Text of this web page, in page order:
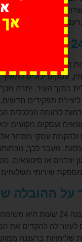
משלוח מהירות
המציעה מגוון
שירותי משלוחים ברעננה 24
עסקים יכולים
תפקידים
ועסקים מקוונים
ולהקמת עסקי מסחר
מעבר לכך,
אמינים ומקצועיים תוך 24
שלה
שמירה על הובלה
לעזור לה להקדים
שליחויות ברעננה